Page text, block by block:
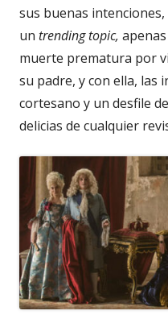
sus buenas
un trending topic,
muerte prematura por
su padre, y con ella, las
cortesano y un desfile
delicias de cualquier